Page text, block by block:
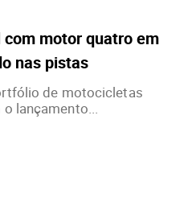
com motor quatro em
nas pistas
de motocicletas
lançamento...